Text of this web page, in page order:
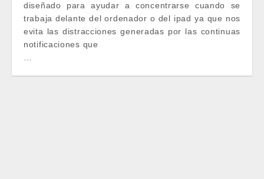
diseñado para ayudar a concentrarse cuando se
trabaja delante del ordenador o del ipad ya que nos
evita las distracciones generadas por las continuas
notificaciones que